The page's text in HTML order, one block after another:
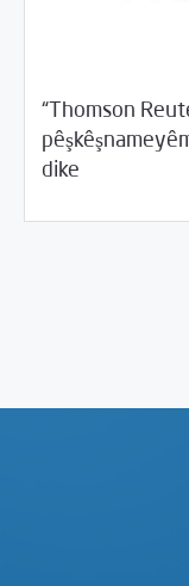
“Thomson
dike
18/2018 Rahînan û